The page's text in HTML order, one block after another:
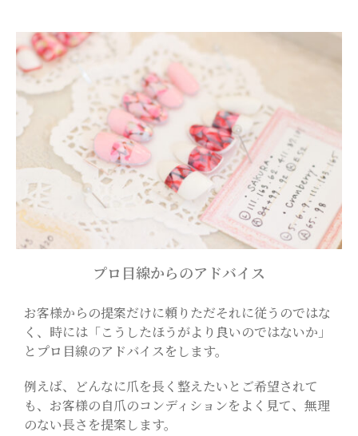
プロ目線からのアドバイス
お客様からの提案だけに頼りただそれに従うのではな
く、時には「こうしたほうがより良いのではないか」
とプロ目線のアドバイスをします。
例えば、どんなに爪を長く整えたいとご希望されて
も、お客様の自爪のコンディションをよく見て、無理
のない長さを提案します。